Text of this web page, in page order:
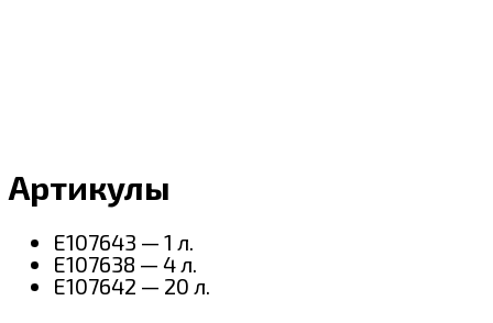
Артикулы
E107643 — 1 л.
E107638 — 4 л.
E107642 — 20 л.